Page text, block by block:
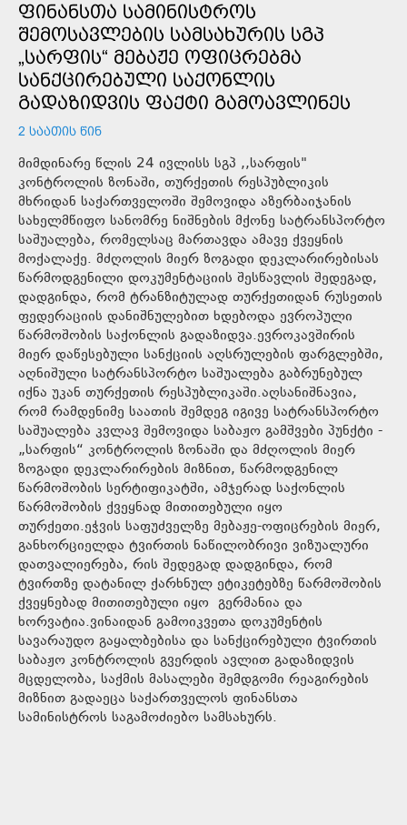
ᲤᲘᲜᲐᲜᲡᲗᲐ ᲡᲐᲛᲘᲜᲘᲡᲢᲠᲝᲡ
ᲨᲔᲛᲝᲡᲐᲕᲚᲔᲑᲘᲡ ᲡᲐᲛᲡᲐᲮᲣᲠᲘᲡ ᲡᲒᲞ
„ᲡᲐᲠᲤᲘᲡ“ ᲛᲔᲑᲐᲟᲔ ᲝᲤᲘᲪᲠᲔᲑᲛᲐ
ᲡᲐᲜᲥᲪᲘᲠᲔᲑᲣᲚᲘ ᲡᲐᲥᲝᲜᲚᲘᲡ
ᲒᲐᲓᲐᲖᲘᲓᲕᲘᲡ ᲤᲐᲥᲢᲘ ᲒᲐᲛᲝᲐᲕᲚᲘᲜᲔᲡ
2 ᲡᲐᲐᲗᲘᲡ ᲬᲘᲜ
მიმდინარე წლის 24 ივლისს სგპ ,,სარფის"
კონტროლის ზონაში, თურქეთის რესპუბლიკის
მხრიდან საქართველოში შემოვიდა აზერბაიჯანის
სახელმწიფო სანომრე ნიშნების მქონე სატრანსპორტო
საშუალება, რომელსაც მართავდა ამავე ქვეყნის
მოქალაქე. მძღოლის მიერ ზოგადი დეკლარირებისას
წარმოდგენილი დოკუმენტაციის შესწავლის შედეგად,
დადგინდა, რომ ტრანზიტულად თურქეთიდან რუსეთის
ფედერაციის დანიშნულებით ხდებოდა ევროპული
წარმოშობის საქონლის გადაზიდვა.ევროკავშირის
მიერ დაწესებული სანქციის აღსრულების ფარგლებში,
აღნიშული სატრანსპორტო საშუალება გაბრუნებულ
იქნა უკან თურქეთის რესპუბლიკაში.აღსანიშნავია,
რომ რამდენიმე საათის შემდეგ იგივე სატრანსპორტო
საშუალება კვლავ შემოვიდა საბაჟო გამშვები პუნქტი -
„სარფის“ კონტროლის ზონაში და მძღოლის მიერ
ზოგადი დეკლარირების მიზნით, წარმოდგენილ
წარმოშობის სერტიფიკატში, ამჯერად საქონლის
წარმოშობის ქვეყნად მითითებული იყო
თურქეთი.ეჭვის საფუძველზე მებაჟე-ოფიცრების მიერ,
განხორციელდა ტვირთის ნაწილობრივი ვიზუალური
დათვალიერება, რის შედეგად დადგინდა, რომ
ტვირთზე დატანილ ქარხნულ ეტიკეტებზე წარმოშობის
ქვეყნებად მითითებული იყო გერმანია და
ხორვატია.ვინაიდან გამოიკვეთა დოკუმენტის
სავარაუდო გაყალბებისა და სანქცირებული ტვირთის
საბაჟო კონტროლის გვერდის ავლით გადაზიდვის
მცდელობა, საქმის მასალები შემდგომი რეაგირების
მიზნით გადაეცა საქართველოს ფინანსთა
სამინისტროს საგამოძიებო სამსახურს.